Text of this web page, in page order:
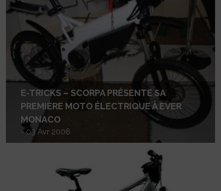
E-TRICKS – SCORPA PRÉSENTE SA
PREMIÈRE MOTO ÉLECTRIQUE À EVER
MONACO
- 03 Avr 2008